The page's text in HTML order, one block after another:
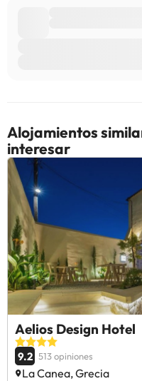
Alojamientos
interesar
Aelios Design Hotel
9.2 513 opiniones
La Canea, Grecia